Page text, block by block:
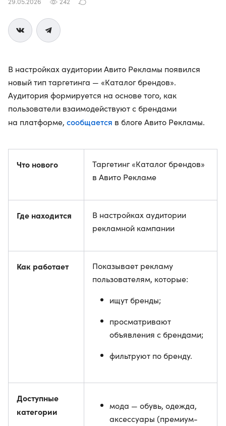
В настройках аудитории Авито Рекламы появился
новый тип таргетинга — «Каталог брендов».
Аудитория формируется на основе того, как
пользователи взаимодействуют с брендами
на платформе, сообщается в блоге Авито Рекламы.
Что нового
Таргетинг «Каталог брендов»
в Авито Рекламе
Где находится
В настройках аудитории
рекламной кампании
Как работает
Показывает рекламу
пользователям, которые:
ищут бренды;
просматривают
объявления с брендами;
фильтруют по бренду.
Доступные
категории
мода — обувь, одежда,
аксессуары (премиум-